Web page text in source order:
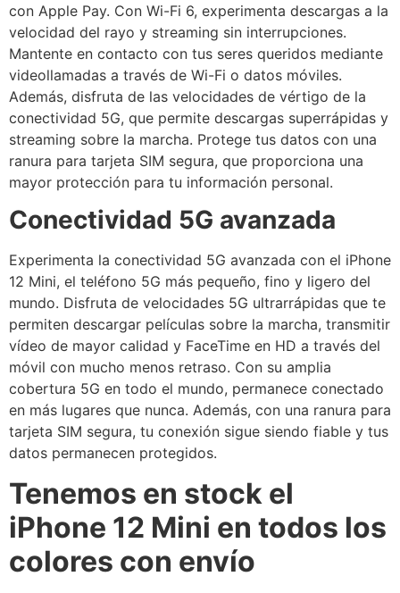
con Apple Pay. Con Wi-Fi 6, experimenta descargas a la
velocidad del rayo y streaming sin interrupciones.
Mantente en contacto con tus seres queridos mediante
videollamadas a través de Wi-Fi o datos móviles.
Además, disfruta de las velocidades de vértigo de la
conectividad 5G, que permite descargas superrápidas y
streaming sobre la marcha. Protege tus datos con una
ranura para tarjeta SIM segura, que proporciona una
mayor protección para tu información personal.
Conectividad 5G avanzada
Experimenta la conectividad 5G avanzada con el iPhone
12 Mini, el teléfono 5G más pequeño, fino y ligero del
mundo. Disfruta de velocidades 5G ultrarrápidas que te
permiten descargar películas sobre la marcha, transmitir
vídeo de mayor calidad y FaceTime en HD a través del
móvil con mucho menos retraso. Con su amplia
cobertura 5G en todo el mundo, permanece conectado
en más lugares que nunca. Además, con una ranura para
tarjeta SIM segura, tu conexión sigue siendo fiable y tus
datos permanecen protegidos.
Tenemos en stock el
iPhone 12 Mini en todos los
colores con envío